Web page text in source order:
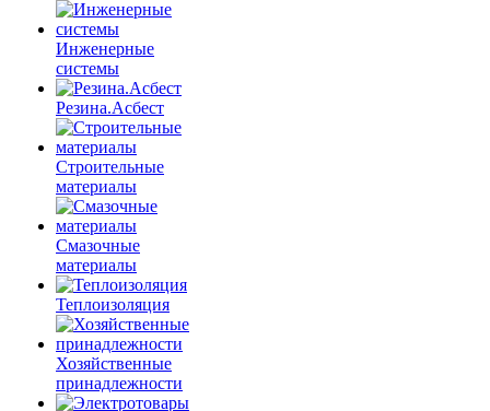
Инженерные
системы
Резина.Асбест
Строительные
материалы
Смазочные
материалы
Теплоизоляция
Хозяйственные
принадлежности